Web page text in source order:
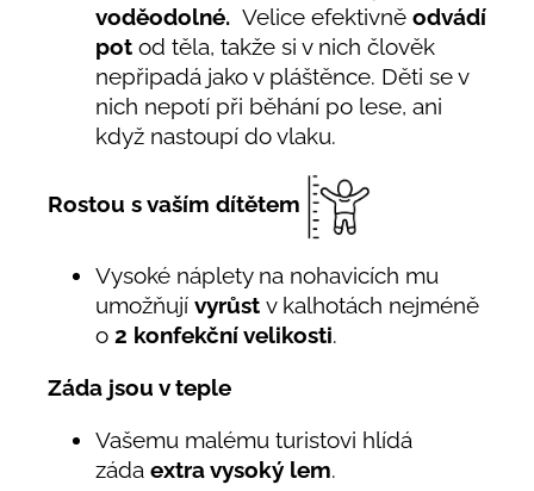
voděodolné. Velice efektivně odvádí
pot od těla, takže si v nich člověk
nepřipadá jako v pláštěnce. Děti se v
nich nepotí při běhání po lese, ani
když nastoupí do vlaku.
Rostou s vaším dítětem
Vysoké náplety na nohavicích mu
umožňují vyrůst v kalhotách nejméně
o 2 konfekční velikosti.
Záda jsou v teple
Vašemu malému turistovi hlídá
záda extra vysoký lem.